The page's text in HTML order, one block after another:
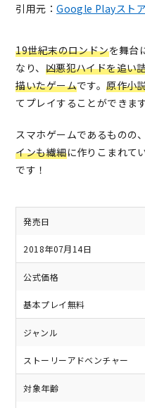
引用元：Google Playスト
19世紀末のロンドンを舞台
なり、 凶悪犯ハイドを追い
描いたゲームです。原作小
てプレイすることができます
スマホゲームであるものの、
インも繊細に作りこまれて
です！
発売日
2018年07月14日
公式価格
基本プレイ無料
ジャンル
ストーリーアドベンチャー
対象年齢